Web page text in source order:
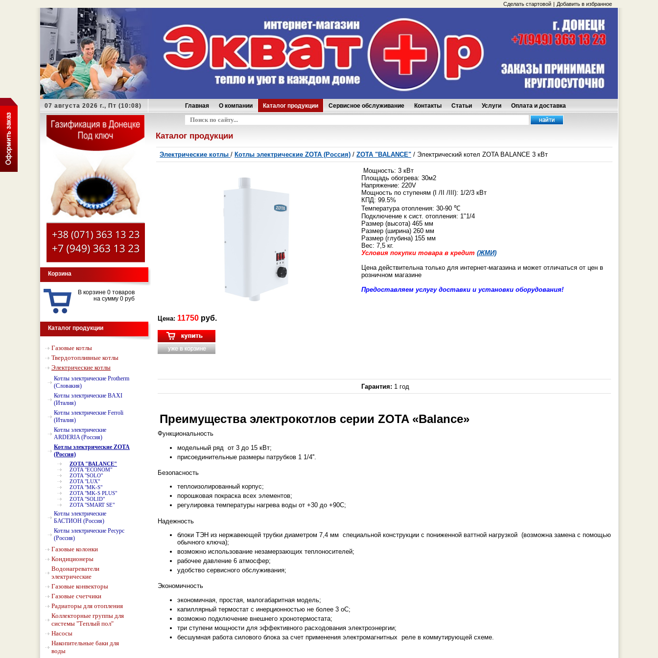
Сделать стартовой | Добавить в избранное
07 августа 2026 г., Пт (10:08) Главная О компании Каталог продукции Сервисное обслуживание Контакты Статьи Услуги
Оплата и доставка
Оформить заказ
Корзина
В корзине 0 товаров
на сумму 0 руб
Каталог продукции
Газовые котлы
Твердотопливные котлы
Электрические котлы
Котлы электрические Protherm
(Словакия)
Котлы электрические BAXI
(Италия)
Котлы электрические Ferroli
(Италия)
Котлы электрические
ARDERIA (Россия)
Котлы электрические ZOTA
(Россия)
ZOTA "BALANCE"
ZOTA "ECONOM"
ZOTA "SOLO"
ZOTA "LUX"
ZOTA "MK-S"
ZOTA "MK-S PLUS"
ZOTA "SOLID"
ZOTA "SMART SE"
Котлы электрические
БАСТИОН (Россия)
Котлы электрические Ресурс
(Россия)
Газовые колонки
Кондиционеры
Водонагреватели
электрические
Газовые конвекторы
Газовые счетчики
Радиаторы для отопления
Коллекторные группы для
системы "Теплый пол"
Насосы
Накопительные баки для
воды
Каталог продукции
Электрические котлы / Котлы электрические ZOTA (Россия) / ZOTA "BALANCE" / Электрический котел ZOTA BALANCE 3 кВт
Цена: 11750 руб.
Мощность: 3 кВт
Площадь обогрева: 30м2
Напряжение: 220V
Мощность по ступеням (I /II /III): 1/2/3 кВт
КПД: 99.5%
Температура отопления: 30-90 ℃
Подключение к сист. отопления: 1"1/4
Размер (высота) 465 мм
Размер (ширина) 260 мм
Размер (глубина) 155 мм
Вес: 7,5 кг.
Условия покупки товара в кредит (ЖМИ)
Цена действительна только для интернет-магазина и может отличаться от цен в
розничном магазине
Предоставляем услугу доставки и установки оборудования!
Гарантия: 1 год
Преимущества электрокотлов серии ZOTA «Balance»
Функциональность
модельный ряд от 3 до 15 кВт;
присоединительные размеры патрубков 1 1/4''.
Безопасность
теплоизолированный корпус;
порошковая покраска всех элементов;
регулировка температуры нагрева воды от +30 до +90С;
Надежность
блоки ТЭН из нержавеющей трубки диаметром 7,4 мм специальной конструкции с пониженной ваттной нагрузкой (возможна замена с помощью
обычного ключа);
возможно использование незамерзающих теплоносителей;
рабочее давление 6 атмосфер;
удобство сервисного обслуживания;
Экономичность
экономичная, простая, малогабаритная модель;
капиллярный термостат с инерционностью не более 3 oC;
возможно подключение внешнего хронотермостата;
три ступени мощности для эффективного расходования электроэнергии;
бесшумная работа силового блока за счет применения электромагнитных реле в коммутирующей схеме.